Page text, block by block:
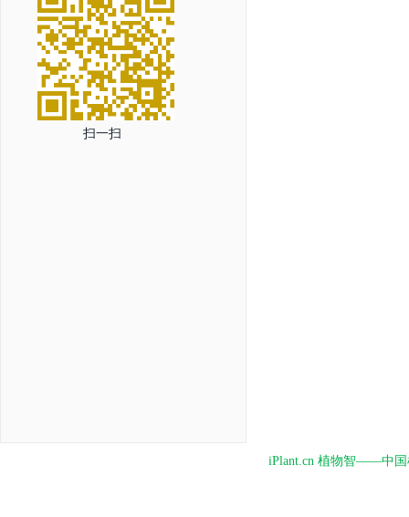
扫一扫
iPlant.cn 植物智——中国